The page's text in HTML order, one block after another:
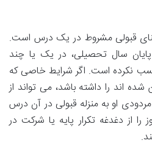
قبولی مشروط در یک درس است.
سال تحصیلی، در یک یا چند
کسب نکرده است. اگر شرایط خاصی که
اند را داشته باشد، می تواند از
او به منزله قبولی در آن درس
از دغدغه تکرار پایه یا شرکت در